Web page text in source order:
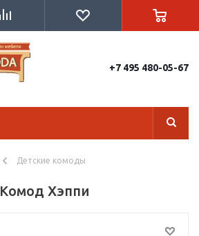
+7 495 480-05-67
Детские комоды
Комод Хэппи